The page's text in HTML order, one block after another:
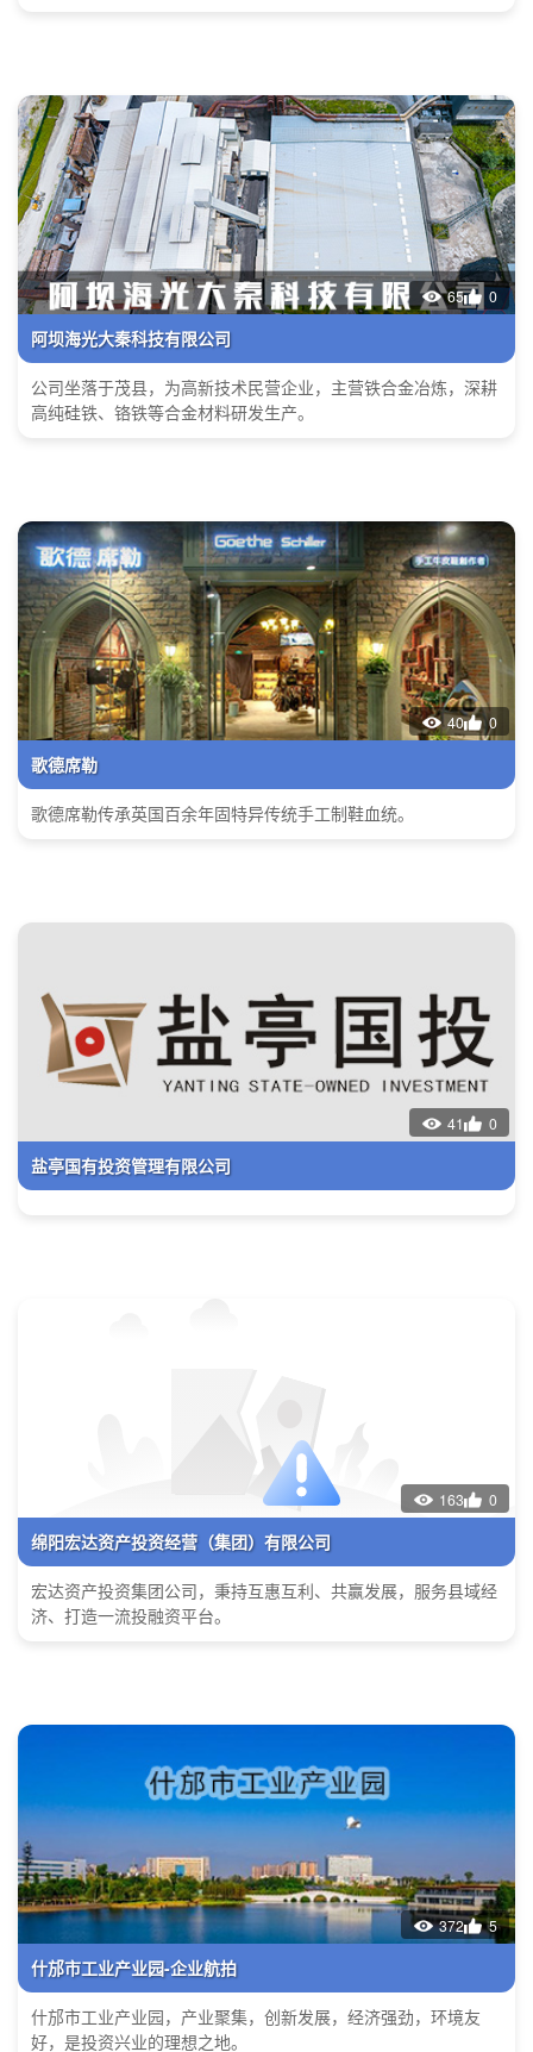
65 0
阿坝海光大秦科技有限公司
公司坐落于茂县，为高新技术民营企业，主营铁合金冶炼，深耕
高纯硅铁、铬铁等合金材料研发生产。
40 0
歌德席勒
歌德席勒传承英国百余年固特异传统手工制鞋血统。
41 0
盐亭国有投资管理有限公司
163 0
绵阳宏达资产投资经营（集团）有限公司
宏达资产投资集团公司，秉持互惠互利、共赢发展，服务县域经
济、打造一流投融资平台。
372 5
什邡市工业产业园-企业航拍
什邡市工业产业园，产业聚集，创新发展，经济强劲，环境友
好，是投资兴业的理想之地。